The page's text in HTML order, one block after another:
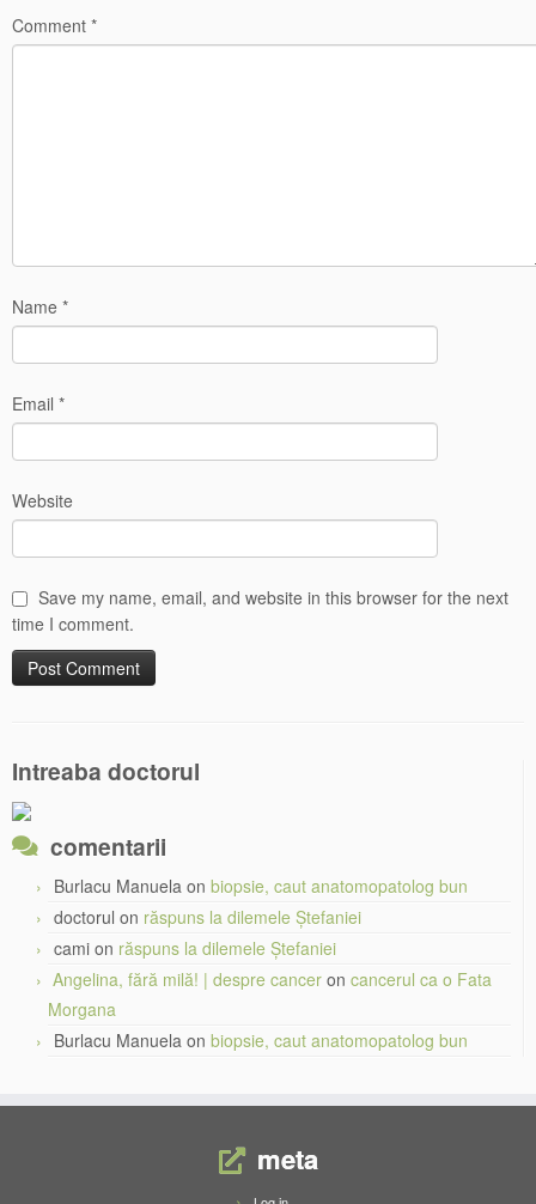
Comment *
Name *
Email *
Website
Save my name, email, and website in this browser for the next
time I comment.
Intreaba doctorul
comentarii
Burlacu Manuela on biopsie, caut anatomopatolog bun
doctorul on răspuns la dilemele Ștefaniei
cami on răspuns la dilemele Ștefaniei
Angelina, fără milă! | despre cancer on cancerul ca o Fata
Morgana
Burlacu Manuela on biopsie, caut anatomopatolog bun
meta